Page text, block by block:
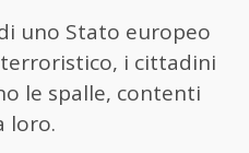
uno Stato europeo
i cittadini
le spalle, contenti
loro.